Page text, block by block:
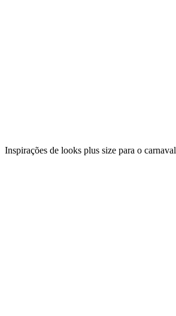
Inspirações de looks plus size para o carnaval